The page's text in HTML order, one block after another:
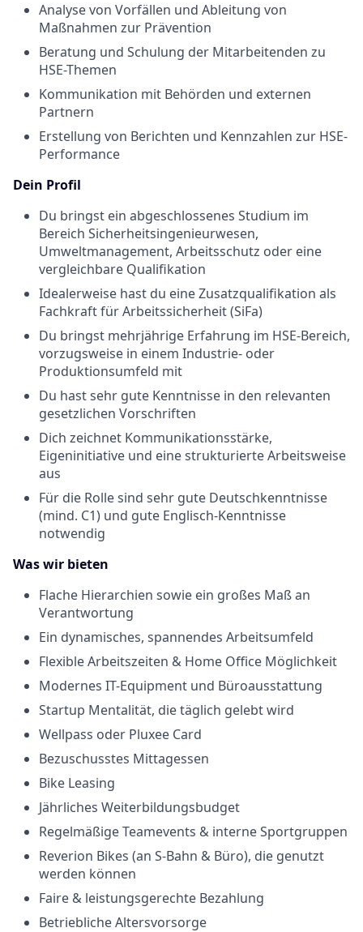
Analyse von Vorfällen und Ableitung von
Maßnahmen zur Prävention
Beratung und Schulung der Mitarbeitenden zu
HSE-Themen
Kommunikation mit Behörden und externen
Partnern
Erstellung von Berichten und Kennzahlen zur HSE-
Performance
Dein Profil
Du bringst ein abgeschlossenes Studium im
Bereich Sicherheitsingenieurwesen,
Umweltmanagement, Arbeitsschutz oder eine
vergleichbare Qualifikation
Idealerweise hast du eine Zusatzqualifikation als
Fachkraft für Arbeitssicherheit (SiFa)
Du bringst mehrjährige Erfahrung im HSE-Bereich,
vorzugsweise in einem Industrie- oder
Produktionsumfeld mit
Du hast sehr gute Kenntnisse in den relevanten
gesetzlichen Vorschriften
Dich zeichnet Kommunikationsstärke,
Eigeninitiative und eine strukturierte Arbeitsweise
aus
Für die Rolle sind sehr gute Deutschkenntnisse
(mind. C1) und gute Englisch-Kenntnisse
notwendig
Was wir bieten
Flache Hierarchien sowie ein großes Maß an
Verantwortung
Ein dynamisches, spannendes Arbeitsumfeld
Flexible Arbeitszeiten & Home Office Möglichkeit
Modernes IT-Equipment und Büroausstattung
Startup Mentalität, die täglich gelebt wird
Wellpass oder Pluxee Card
Bezuschusstes Mittagessen
Bike Leasing
Jährliches Weiterbildungsbudget
Regelmäßige Teamevents & interne Sportgruppen
Reverion Bikes (an S-Bahn & Büro), die genutzt
werden können
Faire & leistungsgerechte Bezahlung
Betriebliche Altersvorsorge